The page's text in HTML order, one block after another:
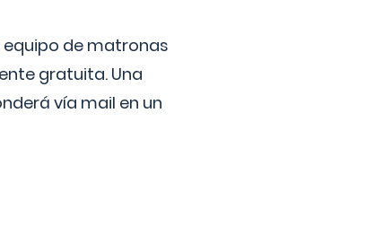
de matronas
gratuita. Una
vía mail en un